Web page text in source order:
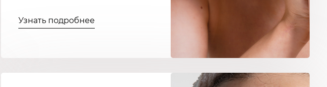
Узнать подробнее